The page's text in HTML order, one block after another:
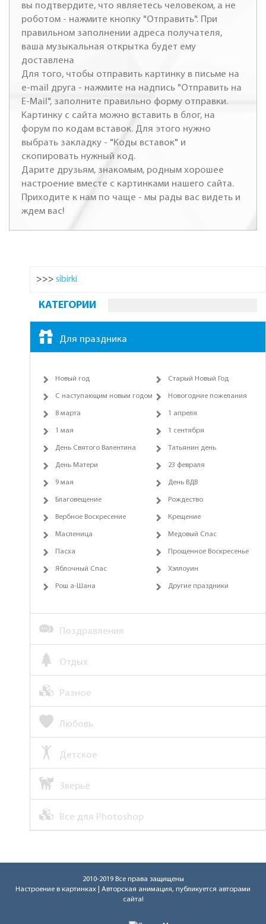
вы подтвердите, что являетесь человеком, а не
роботом - нажмите кнопку "Отправить". При
правильном заполнении адреса получателя,
ваша музыкальная открытка будет ему
доставлена
Для того, чтобы отправить картинку в письме на
e-mail друга - нажмите на надпись "Отправить на
E-Mail", заполните правильно форму отправки.
Картинку с сайта можно вставить в блог, на
форум по кодам вставок. Для этого нужно
выбрать закладку - "Коды вставок" и
скопировать нужный код.
Дарите друзьям, знакомым, родным хорошее
настроение вместе с картинками нашего сайта.
Приходите к нам по чаще - мы рады вас видеть и
ждем вас!
>>> sibirki
КАТЕГОРИИ
Для праздника
Новый год Старый Новый Год
С наступающим новым годом Новогодние пожелания
8 марта 1 апреля
1 мая 1 сентября
День Святого Валентина Татьянин день
День Матери 23 февраля
9 мая День ВДВ
Благовещение Рождество
Вербное Воскресение Крещение
Масленица Медовый Спас
Пасха Прощенное Воскресенье
Яблочный Спас Хэллоуин
Рош а-Шана Другие праздники
Поздравления
Отдых
Разное
Любовь
Детское
Зверьё
Все для Photoshop
2010-2019 Все права защищены
Настроение в картинках | Авторская анимация, публикуется авторами
сайта!